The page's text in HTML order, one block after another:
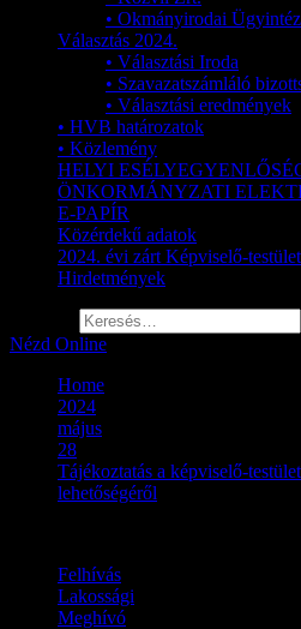
• Okmányirodai
Választás 2024.
• Választási Iroda
• Szavazatszámláló
• Választási eredmények
• HVB határozatok
• Közlemény
HELYI
ÖNKORMÁNYZATI
E-PAPÍR
Közérdekű adatok
2024. évi zárt Képviselő-
Hirdetmények
Nézd Online
Home
2024
május
28
Tájékoztatás a képviselő-
lehetőségéről
Felhívás
Lakossági
Meghívó